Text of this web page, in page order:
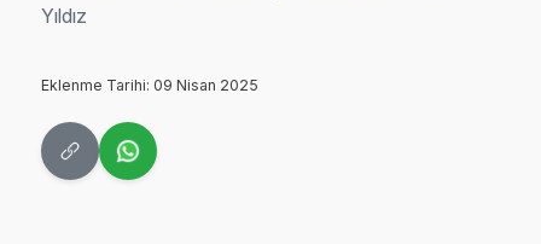
Yıldız
Eklenme Tarihi: 09 Nisan 2025